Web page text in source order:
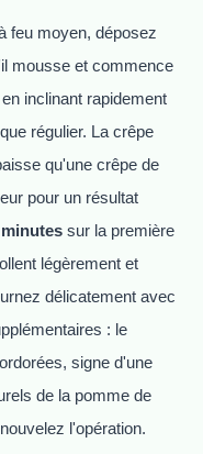
feu moyen, déposez
mousse et commence
inclinant rapidement
régulier. La crêpe
qu'une crêpe de
pour un résultat
sur la première
légèrement et
délicatement avec
: le
signe d'une
de la pomme de
l'opération.